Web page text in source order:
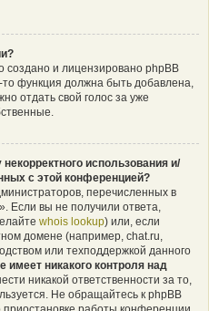
и лицензировано phpBB
то функция должна быть добавлена,
отдать свой голос за уже
использования и/
с этой конференцией?
перечисленных в
Если вы не получили ответа,
whois lookup) или, если
домене (например, chat.ru,
или техподдержкой данного
имеет никакого контроля над
никакой ответственности за то,
Не обращайтесь к phpBB